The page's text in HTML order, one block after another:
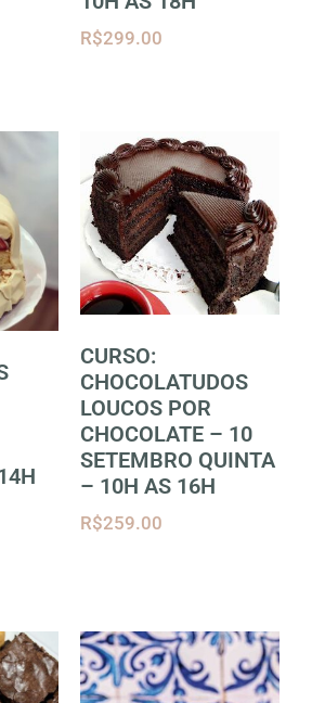
R$299.00
CURSO:
CHOCOLATUDOS
LOUCOS POR
CHOCOLATE – 10
SETEMBRO QUINTA
– 10H AS 16H
R$259.00